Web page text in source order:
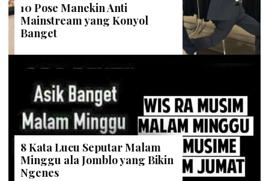
10 Pose Manekin Anti
Mainstream yang Konyol
Banget
8 Kata Lucu Seputar Malam
Minggu ala Jomblo yang Bikin
Ngenes